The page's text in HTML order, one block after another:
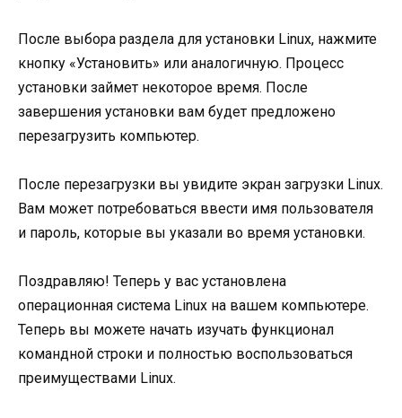
После выбора раздела для установки Linux, нажмите
кнопку «Установить» или аналогичную. Процесс
установки займет некоторое время. После
завершения установки вам будет предложено
перезагрузить компьютер.
После перезагрузки вы увидите экран загрузки Linux.
Вам может потребоваться ввести имя пользователя
и пароль, которые вы указали во время установки.
Поздравляю! Теперь у вас установлена
операционная система Linux на вашем компьютере.
Теперь вы можете начать изучать функционал
командной строки и полностью воспользоваться
преимуществами Linux.